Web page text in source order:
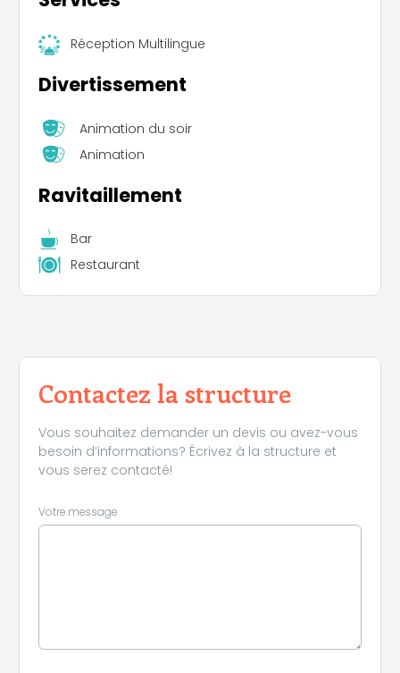
Réception Multilingue
Divertissement
Animation du soir
Animation
Ravitaillement
Bar
Restaurant
Contactez la structure
Vous souhaitez demander un devis ou avez-vous
besoin d’informations? Écrivez à la structure et
vous serez contacté!
Votre message